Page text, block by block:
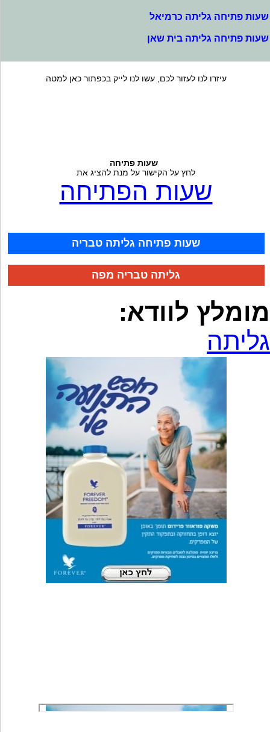
שעות פתיחה גליתה כרמיאל
שעות פתיחה גליתה בית שאן
עיזרו לנו לעזור לכם, עשו לנו לייק בכפתור כאן למטה
שעות פתיחה
לחץ על הקישור על מנת להציג את
שעות הפתיחה
שעות פתיחה גליתה טבריה
גליתה טבריה מפה
מומלץ לוודא:
גליתה